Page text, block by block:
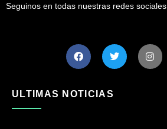
Seguinos en todas nuestras redes sociales
ULTIMAS NOTICIAS